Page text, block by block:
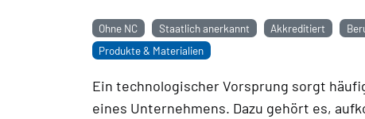
Ohne NC Staatlich anerkannt Akkreditiert
Produkte & Materialien
Ein technologischer Vorsprung sorgt
eines Unternehmens. Dazu gehört es,